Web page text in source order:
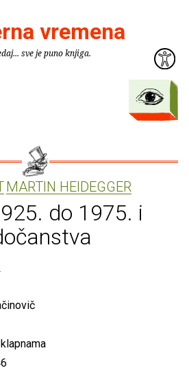
vremena
sve je puno knjiga.
MARTIN HEIDEGGER
do 1975. i